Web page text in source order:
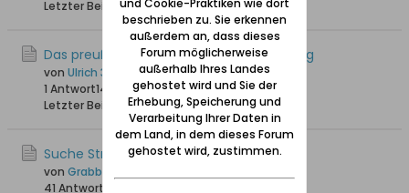
Letzter Beitrag24.04.2024, 19:48
Das preußische Oberpostamt Stolzenberg
von Ulrich 31
1 Antwort14.391 Hits0 Likes
Letzter Beitrag
24.04.2024, 19:37
Suche Straßenname in Stolzenberg
von Grabbi
41 Antworten
und Cookie-Praktiken wie dort
beschrieben zu. Sie erkennen
außerdem an, dass dieses
Forum möglicherweise
außerhalb Ihres Landes
gehostet wird und Sie der
Erhebung, Speicherung und
Verarbeitung Ihrer Daten in
dem Land, in dem dieses Forum
gehostet wird, zustimmen.